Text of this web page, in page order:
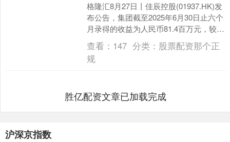
格隆汇8月27日丨佳辰控股(01937.HK)发
布公告，集团截至2025年6月30日止六个
月录得的收益为人民币81.4百万元，较截
至2024年6月30日止六个月....
查看： 147 分类： 股票配资那个正
规
胜亿配资文章已加载完成
沪深京指数